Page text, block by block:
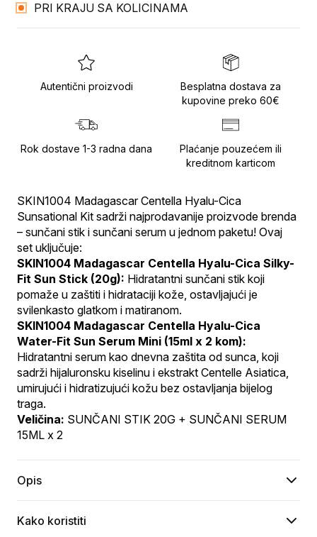
PRI KRAJU SA KOLICINAMA
Autentični proizvodi
Besplatna dostava za
kupovine preko 60€
Rok dostave 1-3 radna dana
Plaćanje pouzećem ili
kreditnom karticom
SKIN1004 Madagascar Centella Hyalu-Cica
Sunsational Kit sadrži najprodavanije proizvode brenda
– sunčani stik i sunčani serum u jednom paketu! Ovaj
set uključuje:
SKIN1004 Madagascar Centella Hyalu-Cica Silky-
Fit Sun Stick (20g): Hidratantni sunčani stik koji
pomaže u zaštiti i hidrataciji kože, ostavljajući je
svilenkasto glatkom i matiranom.
SKIN1004 Madagascar Centella Hyalu-Cica
Water-Fit Sun Serum Mini (15ml x 2 kom):
Hidratantni serum kao dnevna zaštita od sunca, koji
sadrži hijaluronsku kiselinu i ekstrakt Centelle Asiatica,
umirujući i hidratizujući kožu bez ostavljanja bijelog
traga.
Veličina: SUNČANI STIK 20G + SUNČANI SERUM
15ML x 2
Opis
Kako koristiti